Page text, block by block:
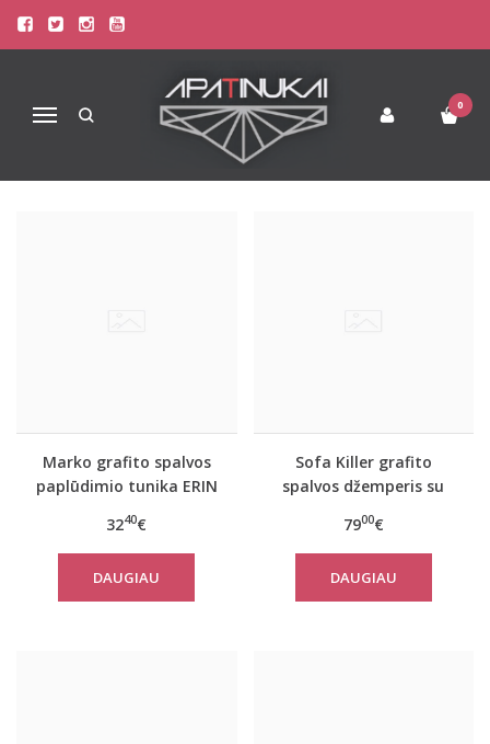
Navigacija
0
PREKIŲ PAIEŠKA - GRAFITO
Prekių paieška
Marko grafito spalvos
paplūdimio tunika ERIN
3240€
DAUGIAU
Sofa Killer grafito
spalvos džemperis su
7900€
DAUGIAU